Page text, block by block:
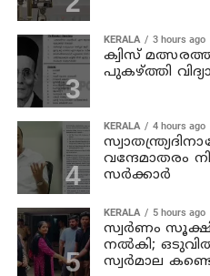
KERALA 3 hours ago
ക്വിസ്
പുകഴ്ത്തി
KERALA 4 hours ago
വന്ദേമാതരം
സര്‍ക്കാര്‍
KERALA 5 hours ago
സ്വര്‍ണം
നല്‍കി;
സ്വര്‍മാല